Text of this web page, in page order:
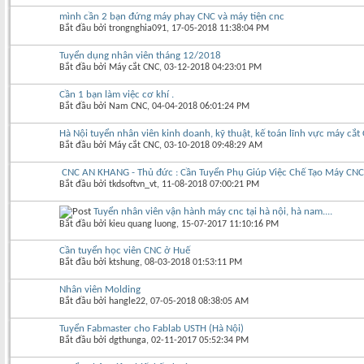
mình cần 2 bạn đứng máy phay CNC và máy tiện cnc
Bắt đầu bởi trongnghia091‎, 17-05-2018 11:38:04 PM
Tuyển dụng nhân viên tháng 12/2018
Bắt đầu bởi Máy cắt CNC‎, 03-12-2018 04:23:01 PM
Cần 1 bạn làm việc cơ khí .
Bắt đầu bởi Nam CNC‎, 04-04-2018 06:01:24 PM
Hà Nội tuyển nhân viên kinh doanh, kỹ thuật, kế toán lĩnh vực máy cắt
Bắt đầu bởi Máy cắt CNC‎, 03-10-2018 09:48:29 AM
CNC AN KHANG - Thủ đức : Cần Tuyển Phụ Giúp Việc Chế Tạo Máy CNC
Bắt đầu bởi tkdsoftvn_vt‎, 11-08-2018 07:00:21 PM
Tuyển nhân viên vận hành máy cnc tại hà nội, hà nam....
Bắt đầu bởi kieu quang luong‎, 15-07-2017 11:10:16 PM
Cần tuyển học viên CNC ở Huế
Bắt đầu bởi ktshung‎, 08-03-2018 01:53:11 PM
Nhân viên Molding
Bắt đầu bởi hangle22‎, 07-05-2018 08:38:05 AM
Tuyển Fabmaster cho Fablab USTH (Hà Nội)
Bắt đầu bởi dgthunga‎, 02-11-2017 05:52:34 PM